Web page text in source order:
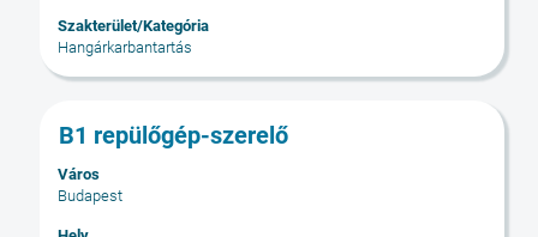
Szakterület/Kategória
Hangárkarbantartás
megtekintéséhez.
Cím
B1 repülőgép-szerelő
Város
Budapest
Jelölje
a
szóköz